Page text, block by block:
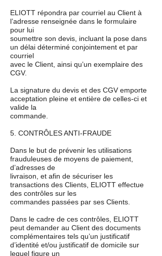
ELIOTT répondra par courriel au Client à
l’adresse renseignée dans le formulaire
pour lui
soumettre son devis, incluant la pose dans
un délai déterminé conjointement et par
courriel
avec le Client, ainsi qu’un exemplaire des
CGV.
La signature du devis et des CGV emporte
acceptation pleine et entière de celles-ci et
valide la
commande.
5. CONTRÔLES ANTI-FRAUDE
Dans le but de prévenir les utilisations
frauduleuses de moyens de paiement,
d’adresses de
livraison, et afin de sécuriser les
transactions des Clients, ELIOTT effectue
des contrôles sur les
commandes passées par ses Clients.
Dans le cadre de ces contrôles, ELIOTT
peut demander au Client des documents
complémentaires tels qu’un justificatif
d’identité et/ou justificatif de domicile sur
lequel figure un